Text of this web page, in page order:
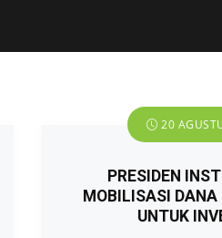
20
PRESIDEN
MOBILISASI
UNTUK